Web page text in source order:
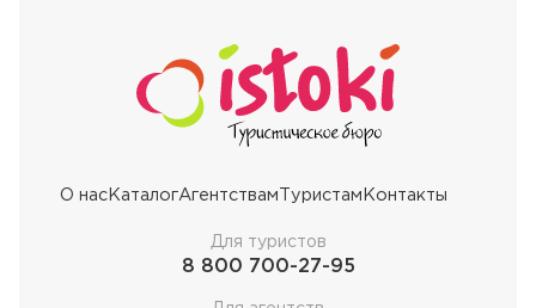
О насКаталогАгентствам Туристам Контакты
Для туристов
8 800 700-27-95